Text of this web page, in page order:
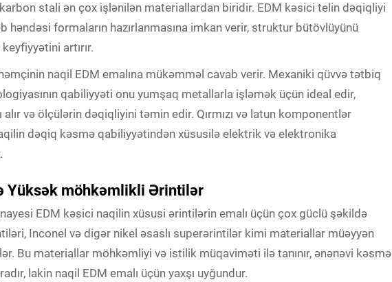
stali ən çox işlənilən materiallardan biridir. EDM kəsici telin dəqiqliyi
həndəsi formaların hazırlanmasına imkan verir, struktur bütövlüyünü
artırır.
naqil EDM emalına mükəmməl cavab verir. Mexaniki qüvvə tətbiq
qabiliyyəti onu yumşaq metallarla işləmək üçün ideal edir,
alır və ölçülərin dəqiqliyini təmin edir. Qırmızı və latun komponentlər
dəqiq kəsmə qabiliyyətindən xüsusilə elektrik və elektronika
Yüksək möhkəmlikli Ərintilər
EDM kəsici naqilin xüsusi ərintilərin emalı üçün çox güclü şəkildə
Inconel və digər nikel əsaslı superərintilər kimi materiallar müəyyən
Bu materiallar möhkəmliyi və istilik müqaviməti ilə tanınır, ənənəvi kəsmə
lakin naqil EDM emalı üçün yaxşı uyğundur.